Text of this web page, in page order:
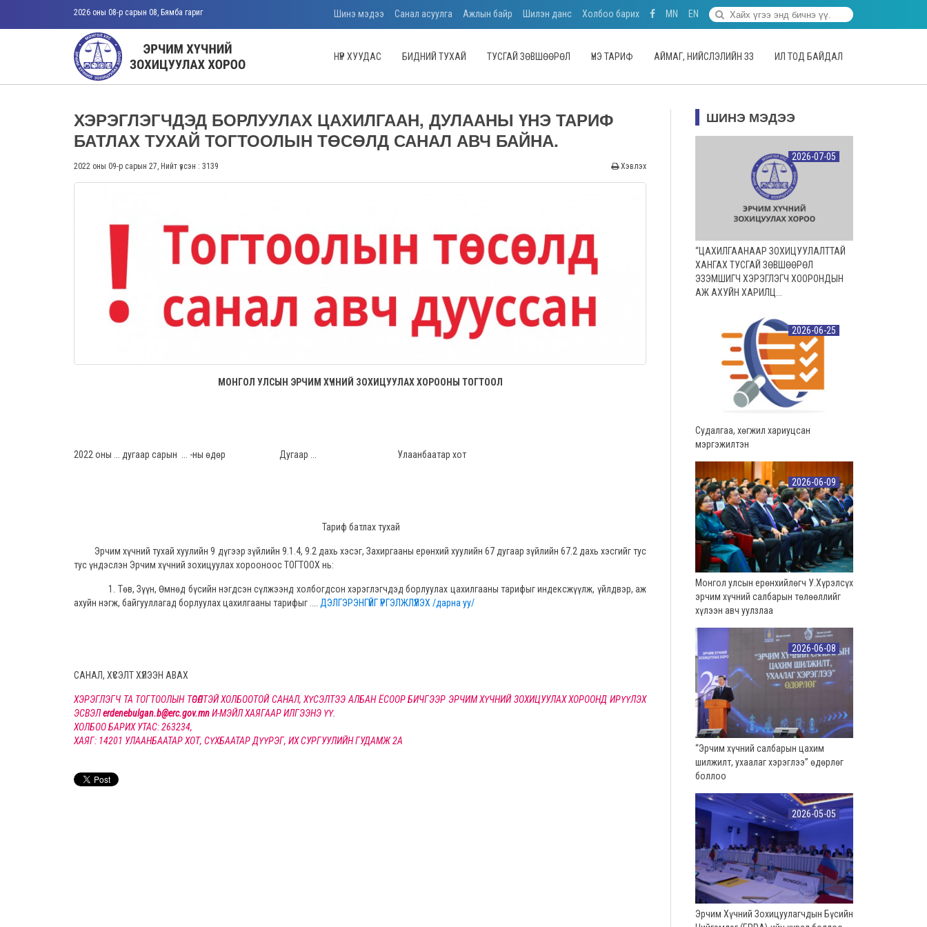
Шинэ мэдээ Санал асуулга Ажлын байр Шилэн данс Холбоо барих MN EN
2026 оны 08-р сарын 08, Бямба гариг
НҮҮР ХУУДАС БИДНИЙ ТУХАЙ ТУСГАЙ ЗӨВШӨӨРӨЛ ҮНЭ ТАРИФ АЙМАГ, НИЙСЛЭЛИЙН ЗЗ ИЛ ТОД БАЙДАЛ
ХЭРЭГЛЭГЧДЭД БОРЛУУЛАХ ЦАХИЛГААН, ДУЛААНЫ ҮНЭ ТАРИФ
БАТЛАХ ТУХАЙ ТОГТООЛЫН ТӨСӨЛД САНАЛ АВЧ БАЙНА.
Хэвлэх
2022 оны 09-р сарын 27, Нийт үзсэн : 3139
МОНГОЛ УЛСЫН ЭРЧИМ ХҮЧНИЙ ЗОХИЦУУЛАХ ХОРООНЫ ТОГТООЛ
2022 оны ... дугаар сарын ... -ны өдөр Дугаар ... Улаанбаатар хот
Тариф батлах тухай
Эрчим хүчний тухай хуулийн 9 дүгээр зүйлийн 9.1.4, 9.2 дахь хэсэг, Захиргааны ерөнхий хуулийн 67 дугаар зүйлийн 67.2 дахь хэсгийг тус
тус үндэслэн Эрчим хүчний зохицуулах хорооноос ТОГТООХ нь:
1. Төв, Зүүн, Өмнөд бүсийн нэгдсэн сүлжээнд холбогдсон хэрэглэгчдэд борлуулах цахилгааны тарифыг индексжүүлж, үйлдвэр, аж
ахуйн нэгж, байгууллагад борлуулах цахилгааны тарифыг .... ДЭЛГЭРЭНГҮЙГ ҮРГЭЛЖЛҮҮЛЭХ /дарна уу/
САНАЛ, ХҮСЭЛТ ХҮЛЭЭН АВАХ
ХЭРЭГЛЭГЧ ТА ТОГТООЛЫН ТӨСӨЛТЭЙ ХОЛБООТОЙ САНАЛ, ХҮСЭЛТЭЭ АЛБАН ЁСООР БИЧГЭЭР ЭРЧИМ ХҮЧНИЙ ЗОХИЦУУЛАХ ХОРООНД ИРҮҮЛЭХ
ЭСВЭЛerdenebulgan.b@erc.gov.mnИ-МЭЙЛ ХАЯГААР ИЛГЭЭНЭ ҮҮ.
ХОЛБОО БАРИХ УТАС: 263234,
ХАЯГ: 14201 УЛААНБААТАР ХОТ, СҮХБААТАР ДҮҮРЭГ, ИХ СУРГУУЛИЙН ГУДАМЖ 2А
ШИНЭ МЭДЭЭ
2026-07-05
“ЦАХИЛГААНААР ЗОХИЦУУЛАЛТТАЙ
ХАНГАХ ТУСГАЙ ЗӨВШӨӨРӨЛ
ЭЗЭМШИГЧ ХЭРЭГЛЭГЧ ХООРОНДЫН
АЖ АХУЙН ХАРИЛЦ...
2026-06-25
Судалгаа, хөгжил хариуцсан
мэргэжилтэн
2026-06-09
Монгол улсын ерөнхийлөгч У.Хүрэлсүх
эрчим хүчний салбарын төлөөллийг
хүлээн авч уулзлаа
2026-06-08
“Эрчим хүчний салбарын цахим
шилжилт, ухаалаг хэрэглээ” өдөрлөг
боллоо
2026-05-05
Эрчим Хүчний Зохицуулагчдын Бүсийн